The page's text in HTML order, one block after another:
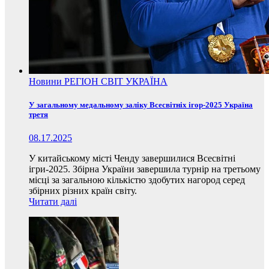
Новини РЕГІОН СВІТ УКРАЇНА
У загальному медальному заліку Всесвітніх ігор-2025 Україна
третя
08.17.2025
У китайському місті Ченду завершилися Всесвітні
ігри-2025. Збірна України завершила турнір на третьому
місці за загальною кількістю здобутих нагород серед
збірних різних країн світу.
Читати далі